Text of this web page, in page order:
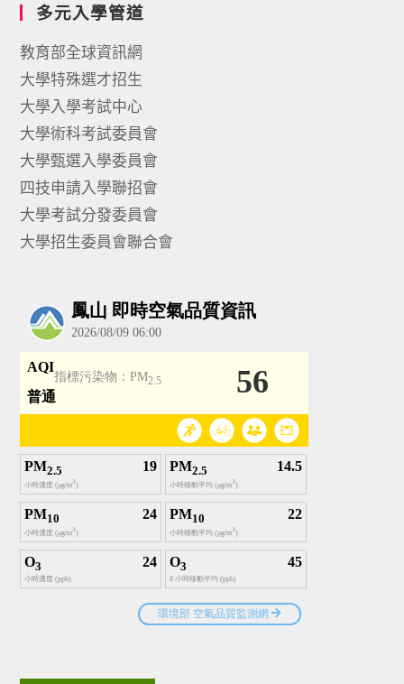
多元入學管道
教育部全球資訊網
大學特殊選才招生
大學入學考試中心
大學術科考試委員會
大學甄選入學委員會
四技申請入學聯招會
大學考試分發委員會
大學招生委員會聯合會